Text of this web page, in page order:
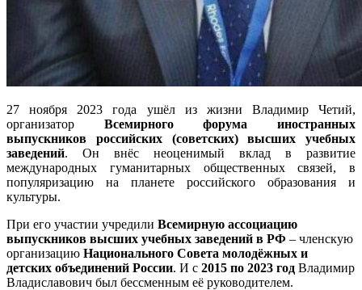
27 ноября 2023 года ушёл из жизни Владимир Четий,
организатор Всемирного форума иностранных
выпускников российских (советских) высших учебных
заведений. Он внёс неоценимый вклад в развитие
международных гуманитарных общественных связей, в
популяризацию на планете российского образования и
культуры.
При его участии учредили Всемирную ассоциацию
выпускников высших учебных заведений в РФ – членскую
организацию Национального Совета молодёжных и
детских объединений России. И с 2015 по 2023 год Владимир
Владиславович был бессменным её руководителем.